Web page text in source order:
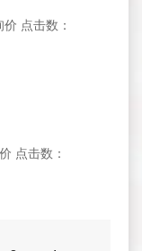
价 点击数：
点击数：